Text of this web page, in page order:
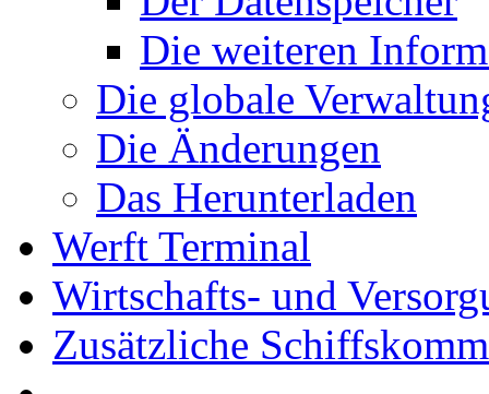
Die weiteren
Die globale
Die Änderungen
Das Herunterladen
Werft Terminal
Wirtschafts- und
Zusätzliche